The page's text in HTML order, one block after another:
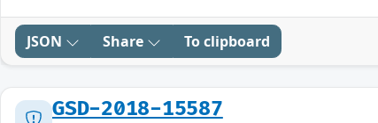
JSON Share To clipboard
GSD-2018-15587